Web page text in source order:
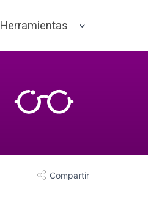
Herramientas
Compartir